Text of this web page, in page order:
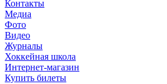
Контакты
Медиа
Фото
Видео
Журналы
Хоккейная школа
Интернет-магазин
Купить билеты